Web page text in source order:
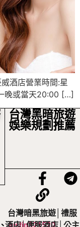
酒店營業時間:星
晚或當天20:00 […]
台灣黑暗旅遊
娛樂規劃推薦
台灣暗黑旅遊│禮服